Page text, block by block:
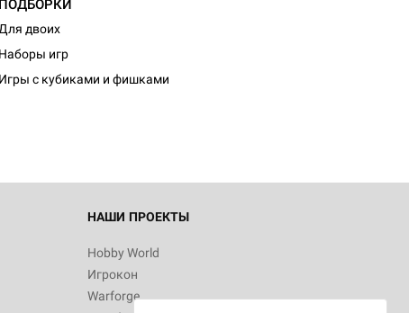
ПОДБОРКИ
Для двоих
Наборы игр
Игры с кубиками и фишками
НАШИ ПРОЕКТЫ
Hobby World
Игрокон
Warforge
Монстры